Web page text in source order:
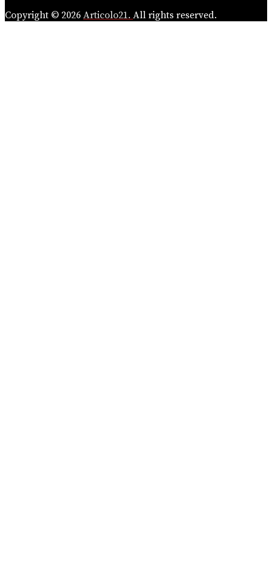
Copyright © 2026 Articolo21. All rights reserved.